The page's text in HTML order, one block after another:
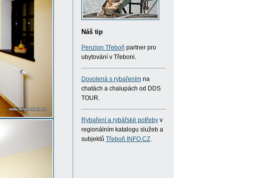
Náš tip
Penzion Třeboň partner pro
ubytování v Třeboni.
Dovolená s rybařenímna
chatách a chalupách od DDS
TOUR.
Rybaření a rybářské potřebyv
regionálním katalogu služeb a
subjektů
Třeboň INFO.CZ.